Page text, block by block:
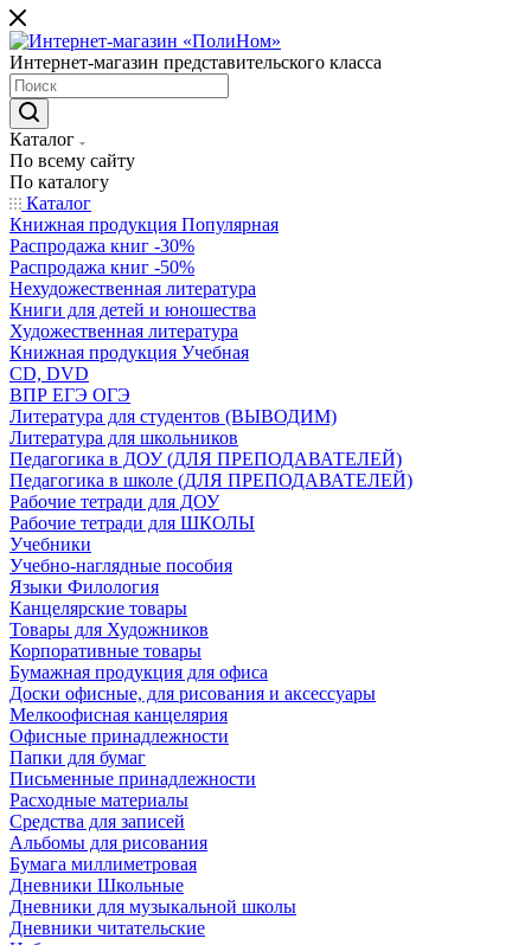
Интернет-магазин представительского класса
Каталог
По всему сайту
По каталогу
Каталог
Книжная продукция Популярная
Распродажа книг -30%
Распродажа книг -50%
Нехудожественная литература
Книги для детей и юношества
Художественная литература
Книжная продукция Учебная
CD, DVD
ВПР ЕГЭ ОГЭ
Литература для студентов (ВЫВОДИМ)
Литература для школьников
Педагогика в ДОУ (ДЛЯ ПРЕПОДАВАТЕЛЕЙ)
Педагогика в школе (ДЛЯ ПРЕПОДАВАТЕЛЕЙ)
Рабочие тетради для ДОУ
Рабочие тетради для ШКОЛЫ
Учебники
Учебно-наглядные пособия
Языки Филология
Канцелярские товары
Товары для Художников
Корпоративные товары
Бумажная продукция для офиса
Доски офисные, для рисования и аксессуары
Мелкоофисная канцелярия
Офисные принадлежности
Папки для бумаг
Письменные принадлежности
Расходные материалы
Средства для записей
Альбомы для рисования
Бумага миллиметровая
Дневники Школьные
Дневники для музыкальной школы
Дневники читательские